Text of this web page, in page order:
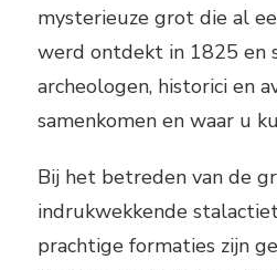
mysterieuze grot die al
werd ontdekt in 1825 en
archeologen, historici en
samenkomen en waar u
Bij het betreden van de
indrukwekkende
prachtige formaties zijn